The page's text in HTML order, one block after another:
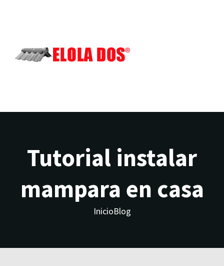
Tutorial instalar
mampara en casa
InicioBlog